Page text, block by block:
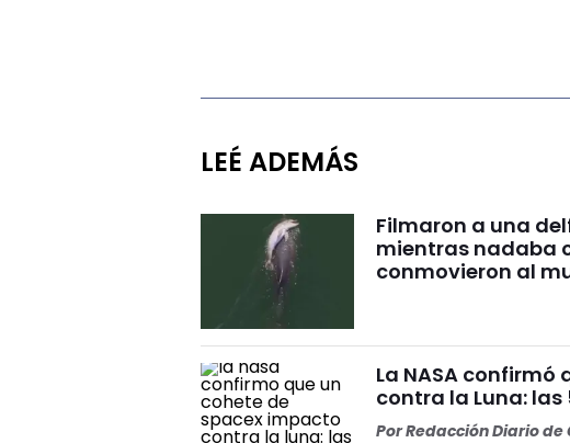
LEÉ ADEMÁS
Filmaron a una
mientras nadaba
conmovieron al
La NASA confirmó
contra la Luna:
PorRedacción Diario de